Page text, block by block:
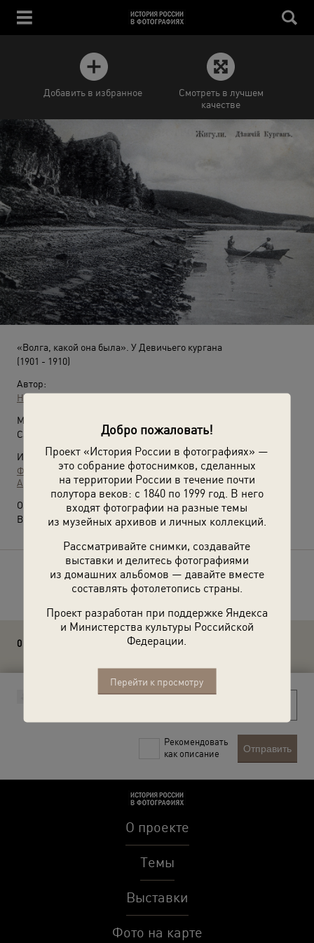
Добро пожаловать!
Проект «История России в фотографиях» —
это собрание фотоснимков, сделанных
на территории России в течение почти
полутора веков: с 1840 по 1999 год. В него
входят фотографии на разные темы
из музейных архивов и личных коллекций.
Рассматривайте снимки, создавайте
выставки и делитесь фотографиями
из домашних альбомов — давайте вместе
составлять фотолетопись страны.
Проект разработан при поддержке Яндекса
и Министерства культуры Российской
Федерации.
Перейти к просмотру
Добавить в избранное
Смотреть в лучшем
качестве
«Волга, какой она была». У Девичьего кургана
(1901 - 1910)
Автор:
Неизвестный автор
Место съемки:
Самарская губ.
Источники:
Фотографии пользователей russiainphoto.ru
Архив Ивана Владимировича Егорова
О фотографии:
Выставка «Волга, какой она была»с этой фотографией.
Расскажите друзьям об этом фото
0 комментариев
Рекомендовать
как описание
Отправить
О проекте
Темы
Выставки
Фото на карте